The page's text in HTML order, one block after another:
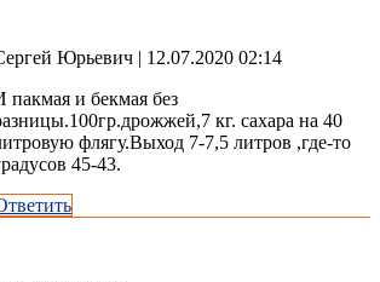
Юрьевич | 12.07.2020 02:14
пакмая и бекмая без
кг. сахара на 40
флягу.Выход 7-7,5 литров ,где-то
45-43.